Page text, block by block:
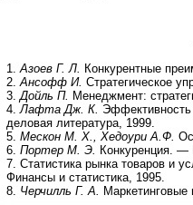
1.Азоев Г. Л. Конкурентные
2.Ансофф И. Стратегическое
3. Дойль П. Менеджмент:
4.Лафта Дж. К.
деловая литература, 1999.
5. Мескон М. Х., Хедоури А.Ф.
6. Портер М. Э. Конкуренция.
7. Статистика рынка товаров и
Финансы и статистика, 1995.
8. Черчилль Г. А.